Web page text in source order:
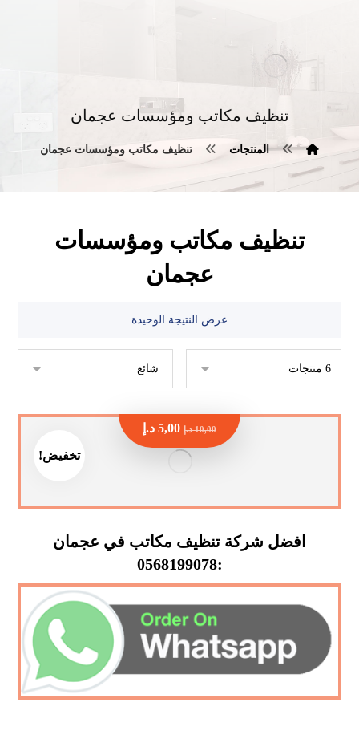
تنظيف مكاتب ومؤسسات عجمان
المنتجات تنظيف مكاتب ومؤسسات عجمان
تنظيف مكاتب ومؤسسات
عجمان
عرض النتيجة الوحيدة
تخفيض!
افضل شركة تنظيف مكاتب في عجمان
:0568199078
10,00 د.إ 5,00 د.إ